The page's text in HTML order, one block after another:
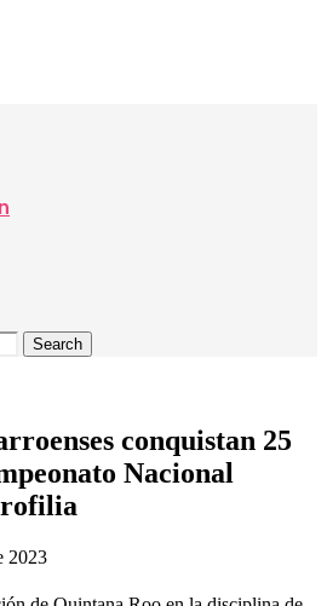
Search
conquistan 25
Nacional
2023